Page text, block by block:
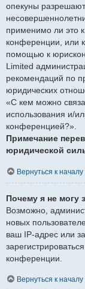
опекуны
применимо ли это
конференции, или
помощью к
Limited
рекомендаций по
юридических
«С кем можно
использования и/
конференцией?».
Примечание
юридической
Вернуться к началу
Почему я не могу
Возможно,
новых
ваш IP-адрес или
конференции.
Вернуться к началу